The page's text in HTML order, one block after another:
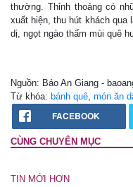
thường. Thỉnh thoảng có
xuất hiện, thu hút khách
dị, ngọt ngào thấm mùi quê
Nguồn: Báo An Giang -
Từ khóa: bánh quê, món ăn
FACEBOOK
CÙNG CHUYÊN MỤC
TIN MỚI HƠN